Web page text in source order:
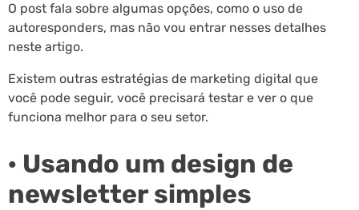
O post fala sobre algumas opções, como o uso de
autoresponders, mas não vou entrar nesses detalhes
neste artigo.
Existem outras estratégias de marketing digital que
você pode seguir, você precisará testar e ver o que
funciona melhor para o seu setor.
· Usando um design de
newsletter simples